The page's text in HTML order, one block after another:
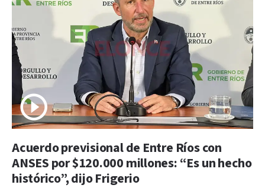
Acuerdo previsional de Entre Ríos con
ANSES por $120.000 millones: “Es un hecho
histórico”, dijo Frigerio